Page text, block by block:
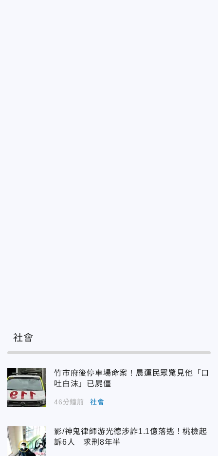
社會
竹市府後停車場命案！晨運民眾驚見他「口
吐白沫」已屍僵
46分鐘前 社會
影/神鬼律師游光德涉詐1.1億落逃！桃檢起
訴6人 求刑8年半